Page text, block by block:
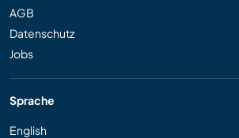
AGB
Datenschutz
Jobs
Sprache
English